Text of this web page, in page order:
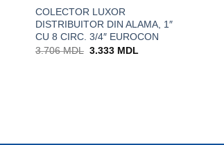
COLECTOR LUXOR
DISTRIBUITOR DIN ALAMA, 1″
CU 8 CIRC. 3/4″ EUROCON
3.706MDL Prețul
3.333 MDL